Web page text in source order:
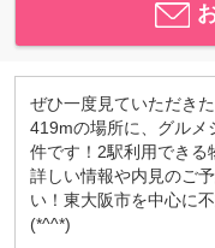
ぜひ一度見ていただき
419mの場所に、グルメ
件です！2駅利用できる
詳しい情報や内見のご
い！東大阪市を中心に
(*^^*)